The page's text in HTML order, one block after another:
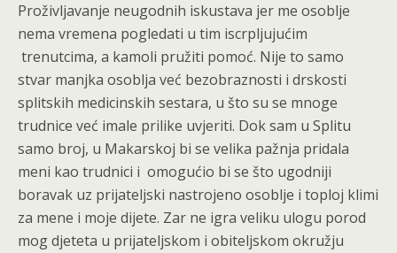
Proživljavanje neugodnih iskustava jer me osoblje
nema vremena pogledati u tim iscrpljujućim
trenutcima, a kamoli pružiti pomoć. Nije to samo
stvar manjka osoblja već bezobraznosti i drskosti
splitskih medicinskih sestara, u što su se mnoge
trudnice već imale prilike uvjeriti. Dok sam u Splitu
samo broj, u Makarskoj bi se velika pažnja pridala
meni kao trudnici i omogućio bi se što ugodniji
boravak uz prijateljski nastrojeno osoblje i toploj klimi
za mene i moje dijete. Zar ne igra veliku ulogu porod
mog djeteta u prijateljskom i obiteljskom okružju